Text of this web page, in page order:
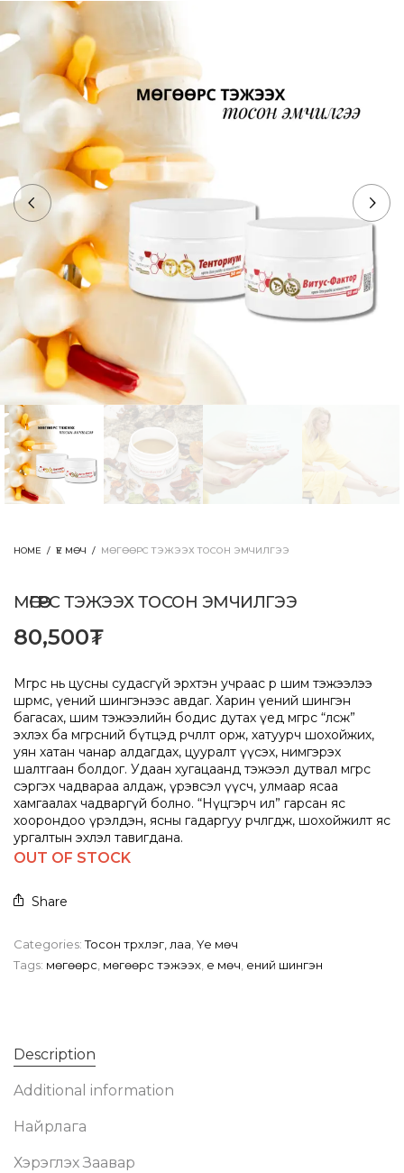
HOME / ҮЕ МӨЧ / МӨГӨӨРС ТЭЖЭЭХ ТОСОН ЭМЧИЛГЭЭ
МӨГӨӨРС ТЭЖЭЭХ ТОСОН ЭМЧИЛГЭЭ
80,500₮
Мөгөөрс нь цусны судасгүй эрхтэн учраас өөрөө шим тэжээлээ
шөрмөс, үений шингэнээс авдаг. Харин үений шингэн
багасах, шим тэжээлийн бодис дутах үед мөгөөрс “өлсөж”
эхлэх ба мөгөөрсний бүтцэд өөрчлөлт орж, хатуурч шохойжих,
уян хатан чанар алдагдах, цууралт үүсэх, нимгэрэх
шалтгаан болдог. Удаан хугацаанд тэжээл дутвал мөгөөрс
сэргэх чадвараа алдаж, үрэвсэл үүсч, улмаар ясаа
хамгаалах чадваргүй болно. “Нүцгэрч ил” гарсан яс
хоорондоо үрэлдэн, ясны гадаргуу өөрчлөгдөж, шохойжилт яс
ургалтын эхлэл тавигдана.
OUT OF STOCK
Share
Categories:Тосон түрхлэг, лаа Үе мөч
Tags: мөгөөрс мөгөөрс тэжээх үе мөч үений шингэн
Description
Additional information
Найрлага
Хэрэглэх Заавар